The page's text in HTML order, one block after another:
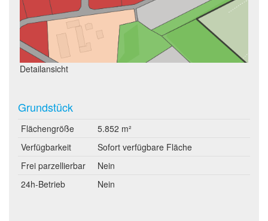
Detailansicht
Grundstück
Flächengröße
5.852 m²
Verfügbarkeit
Sofort verfügbare Fläche
Frei parzellierbar
Nein
24h-Betrieb
Nein